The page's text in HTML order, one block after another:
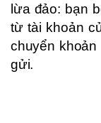
lừa đảo: bạn
từ tài khoản
chuyển
gửi.